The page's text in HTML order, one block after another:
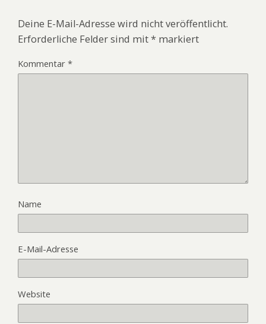
Deine E-Mail-Adresse wird nicht veröffentlicht.
Erforderliche Felder sind mit* markiert
Kommentar *
Name
E-Mail-Adresse
Website